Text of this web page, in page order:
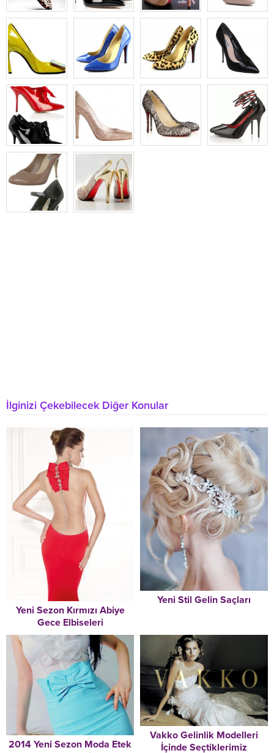
İlginizi Çekebilecek Diğer Konular
Yeni Sezon Kırmızı Abiye
Gece Elbiseleri
Yeni Stil Gelin Saçları
2014 Yeni Sezon Moda Etek
Vakko Gelinlik Modelleri
İçinde Seçtiklerimiz